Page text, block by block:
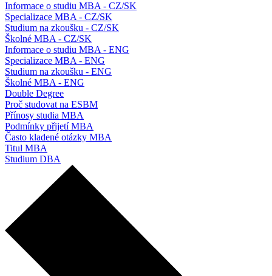
Informace o studiu MBA - CZ/SK
Specializace MBA - CZ/SK
Studium na zkoušku - CZ/SK
Školné MBA - CZ/SK
Informace o studiu MBA - ENG
Specializace MBA - ENG
Studium na zkoušku - ENG
Školné MBA - ENG
Double Degree
Proč studovat na ESBM
Přínosy studia MBA
Podmínky přijetí MBA
Často kladené otázky MBA
Titul MBA
Studium DBA